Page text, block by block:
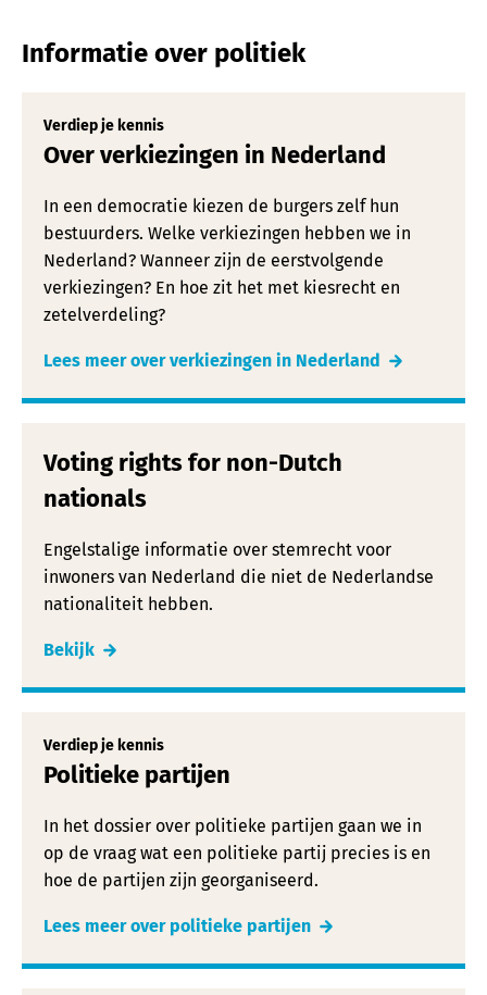
Informatie over politiek
Verdiep je kennis
Over verkiezingen in Nederland
In een democratie kiezen de burgers zelf hun
bestuurders. Welke verkiezingen hebben we in
Nederland? Wanneer zijn de eerstvolgende
verkiezingen? En hoe zit het met kiesrecht en
zetelverdeling?
Lees meer over verkiezingen in Nederland
Voting rights for non-Dutch
nationals
Engelstalige informatie over stemrecht voor
inwoners van Nederland die niet de Nederlandse
nationaliteit hebben.
Bekijk
Verdiep je kennis
Politieke partijen
In het dossier over politieke partijen gaan we in
op de vraag wat een politieke partij precies is en
hoe de partijen zijn georganiseerd.
Lees meer over politieke partijen